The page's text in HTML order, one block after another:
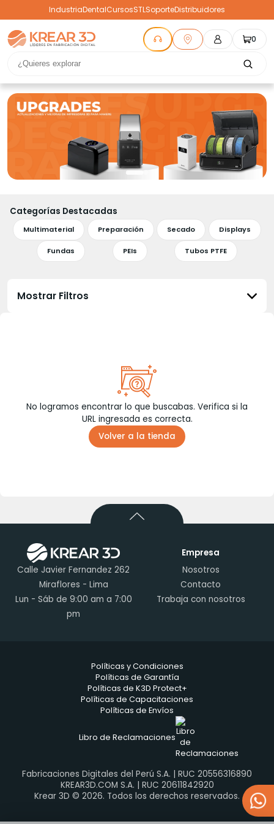
IndustriaDentalCursosSTLSoporteDistribuidores
0
Categorías Destacadas
Multimaterial Preparación Secado Displays
Fundas PEIs Tubos PTFE
Mostrar Filtros
No logramos encontrar lo que buscabas. Verifica si la
URL ingresada es correcta.
Volver a la tienda
Calle Javier Fernandez 262
Miraflores - Lima
Lun - Sáb de 9:00 am a 7:00
pm
Empresa
Nosotros
Contacto
Trabaja con nosotros
Políticas y Condiciones
Políticas de Garantía
Políticas de K3D Protect+
Políticas de Capacitaciones
Políticas de Envíos
Libro de Reclamaciones
Fabricaciones Digitales del Perú S.A. | RUC 20556316890
KREAR3D.COM S.A. | RUC 20611842920
Krear 3D © 2026. Todos los derechos reservados.